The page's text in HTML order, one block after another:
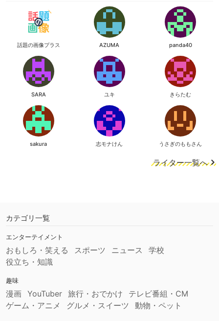
話題の画像プラス AZUMA panda40
SARA ユキ きらたむ
sakura 志モナけん うさぎのももさん
ライター一覧へ
カテゴリ一覧
エンターテイメント
おもしろ・笑える スポーツ ニュース
学校
役立ち・知識
趣味
漫画 YouTuber 旅行・おでかけ
テレビ番組・CM
ゲーム・アニメ
グルメ・スイーツ 動物・ペット